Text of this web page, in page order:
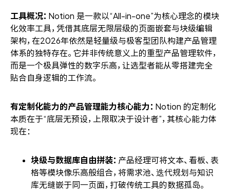
工具概况： Notion 是一款以“All-in-one”为核心理念的模块
化效率工具，凭借其底层无限层级的页面嵌套与块级编辑
架构，在2026年依然是轻量级与极客型团队构建产品管理
体系的独特存在。它并非传统意义上的重型产品管理软件，
而是一个极具弹性的数字乐高，让选型者能从零搭建完全
贴合自身逻辑的工作流。
有定制化能力的产品管理能力核心能力： Notion 的定制化
本质在于“底层无预设，上限取决于设计者”，其核心能力体
现在：
块级与数据库自由拼装： 产品经理可将文本、看板、表
格等模块像乐高般组合，将需求池、迭代规划与知识
库无缝嵌于同一页面，打破传统工具的数据孤岛。